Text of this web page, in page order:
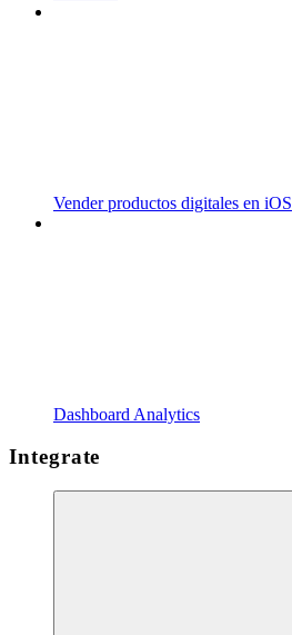
Vender productos digitales en iOS
Dashboard Analytics
Integrate